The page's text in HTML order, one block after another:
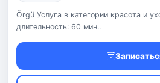
Örgü Услуга в категории красота и
длительность: 60 мин..